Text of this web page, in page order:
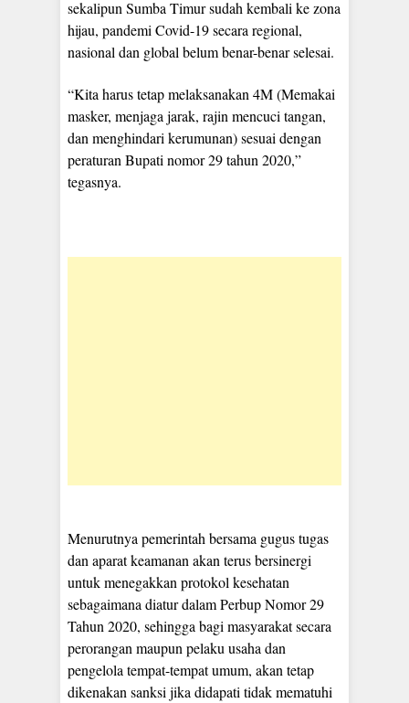
sekalipun Sumba Timur sudah kembali ke zona
hijau, pandemi Covid-19 secara regional,
nasional dan global belum benar-benar selesai.
“Kita harus tetap melaksanakan 4M (Memakai
masker, menjaga jarak, rajin mencuci tangan,
dan menghindari kerumunan) sesuai dengan
peraturan Bupati nomor 29 tahun 2020,”
tegasnya.
Menurutnya pemerintah bersama gugus tugas
dan aparat keamanan akan terus bersinergi
untuk menegakkan protokol kesehatan
sebagaimana diatur dalam Perbup Nomor 29
Tahun 2020, sehingga bagi masyarakat secara
perorangan maupun pelaku usaha dan
pengelola tempat-tempat umum, akan tetap
dikenakan sanksi jika didapati tidak mematuhi